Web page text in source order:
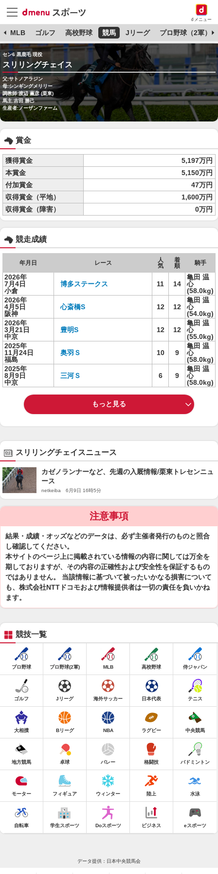
dメニュー
MLB ゴルフ 高校野球 競馬 Jリーグ プロ野球（2軍）
セン6 黒鹿毛 現役
スリリングチェイス
父:サトノアラジン
母:シンギングメリリー
調教師:渡辺 薫彦 (栗東)
馬主:吉田 勝己
生産者:ノーザンファーム
賞金
獲得賞金
5,197万円
本賞金
5,150万円
付加賞金
47万円
収得賞金（平地）
1,600万円
収得賞金（障害）
0万円
競走成績
年月日 レース
人
気
着
順
騎手
2026年
7月4日
小倉
博多ステークス 11 14
亀田 温
心
(58.0kg)
2026年
4月5日
阪神
心斎橋S 12 12
亀田 温
心
(54.0kg)
2026年
3月21日
中京
豊明S 12 12
亀田 温
心
(55.0kg)
2025年
11月24日
福島
奥羽Ｓ 10 9
亀田 温
心
(58.0kg)
2025年
8月9日
中京
三河Ｓ 6 9
亀田 温
心
(58.0kg)
もっと見る
スリリングチェイスニュース
カゼノランナーなど、先週の入厩情報/栗東トレセンニュ
ース
netkeiba 6月9日 16時5分
注意事項
結果・成績・オッズなどのデータは、必ず主催者発行のものと照合
し確認してください。
本サイトのページ上に掲載されている情報の内容に関しては万全を
期しておりますが、その内容の正確性および安全性を保証するもの
ではありません。 当該情報に基づいて被ったいかなる損害について
も、株式会社NTTドコモおよび情報提供者は一切の責任を負いかね
ます。
競技一覧
プロ野球 プロ野球(2軍) MLB 高校野球 侍ジャパン
ゴルフ Jリーグ 海外サッカー 日本代表 テニス
大相撲 Bリーグ NBA ラグビー 中央競馬
地方競馬 卓球 バレー 格闘技 バドミントン
モーター フィギュア ウィンター 陸上 水泳
自転車 学生スポーツ Doスポーツ ビジネス eスポーツ
データ提供：日本中央競馬会